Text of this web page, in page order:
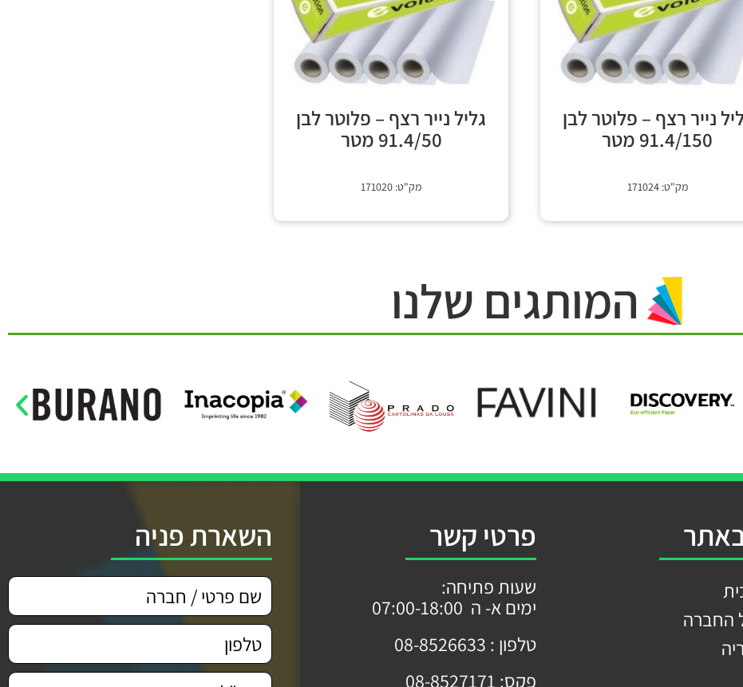
נייר רצף – פלוטר לבן
91.4/150 מטר
מק"ט: 171024
גליל נייר רצף – פלוטר לבן
91.4/50 מטר
מק"ט: 171020
המותגים שלנו
באתר
החברה
פרטי קשר
שעות פתיחה:
ימים א- ה 07:00-18:00
טלפון : 08-8526633
פקס: 08-8527171
השארת פניה